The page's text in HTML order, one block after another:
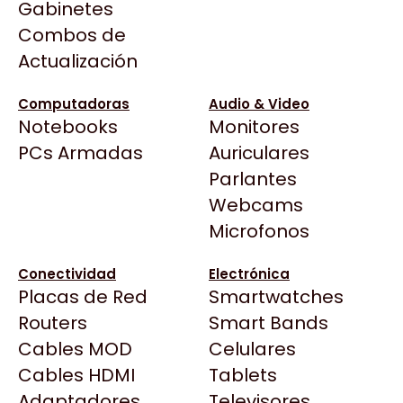
Gabinetes
Combos de
Actualización
Computadoras
Notebooks
PCs Armadas
Audio & Video
Monitores
Auriculares
Parlantes
Webcams
Microfonos
Conectividad
Placas de Red
Routers
Cables MOD
Cables HDMI
Electrónica
Smartwatches
Smart Bands
Celulares
Tablets
Arkham
Asrock
BenQ
CX
Cooler Master
Deepcool
Dell
EVGA
Gamemax
Genesis
Todas las Tiendas
Click Gaming
Compufan Store
Dinobyte
Full H4rd
Gaming City
Filtrar
$3.999
LOGG
CABLES SATA X2
$3.999